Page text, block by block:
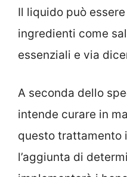
Il liquido può
ingredienti come
essenziali e via
A seconda dello
intende curare in
questo trattamento
l’aggiunta di